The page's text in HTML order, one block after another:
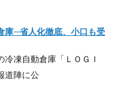
庫─省人化徹底、小口も受
冷凍自動倉庫「ＬＯＧＩ
陣に公